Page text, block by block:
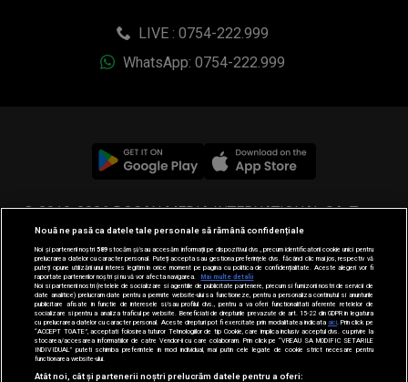
LIVE : 0754-222.999
WhatsApp: 0754-222.999
© 2019-2026 DOGAN MEDIA INTERNATIONAL SA, Toate
drepturile rezervate.
Nouă ne pasă ca datele tale personale să rămână confidențiale
Noi și partenerii noștri589stocăm și/sau accesăm informații pe dispozitivul dvs., precum identificatorii cookie unici pentru
prelucrarea datelor cu caracter personal. Puteți accepta sau gestiona preferințele dvs. făcând clic mai jos, respectiv vă
puteți opune utilizării unui interes legitim în orice moment pe pagina cu politica de confidențialitate. Aceste alegeri vor fi
raportate partenerilor noștri și nu vă vor afecta navigarea.
Mai multe detalii
Noi si partenerii nostri (retelele de socializare si agentiile de publicitate partenere, precum si furnizorii nostri de servicii de
date analitice) prelucram date pentru a permite website-ului sa functioneze, pentru a personaliza continutul si anunturile
publicitare afisate in functie de interesele si/sau profilul dvs., pentru a va oferi functionalitati aferente retelelor de
socializare si pentru a analiza traficul pe website. Beneficiati de drepturile prevazute de art. 15-22 din GDPR in legatura
cu prelucrarea datelor cu caracter personal. Aceste drepturi pot fi exercitate prin modalitatea indicataaici . Prin click pe
“ACCEPT TOATE”, acceptati folosirea tuturor Tehnologiilor de tip Cookie, care implica inclusiv acceptul dvs. cu privire la
stocarea/accesarea informatiilor de catre Vendor-ii cu care colaboram. Prin click pe “VREAU SA MODIFIC SETARILE
INDIVIDUAL” puteti schimba preferintele in mod individual, mai putin cele legate de cookie strict necesare pentru
functionarea website-ului.
Atât noi, cât și partenerii noștri prelucrăm datele pentru a oferi: